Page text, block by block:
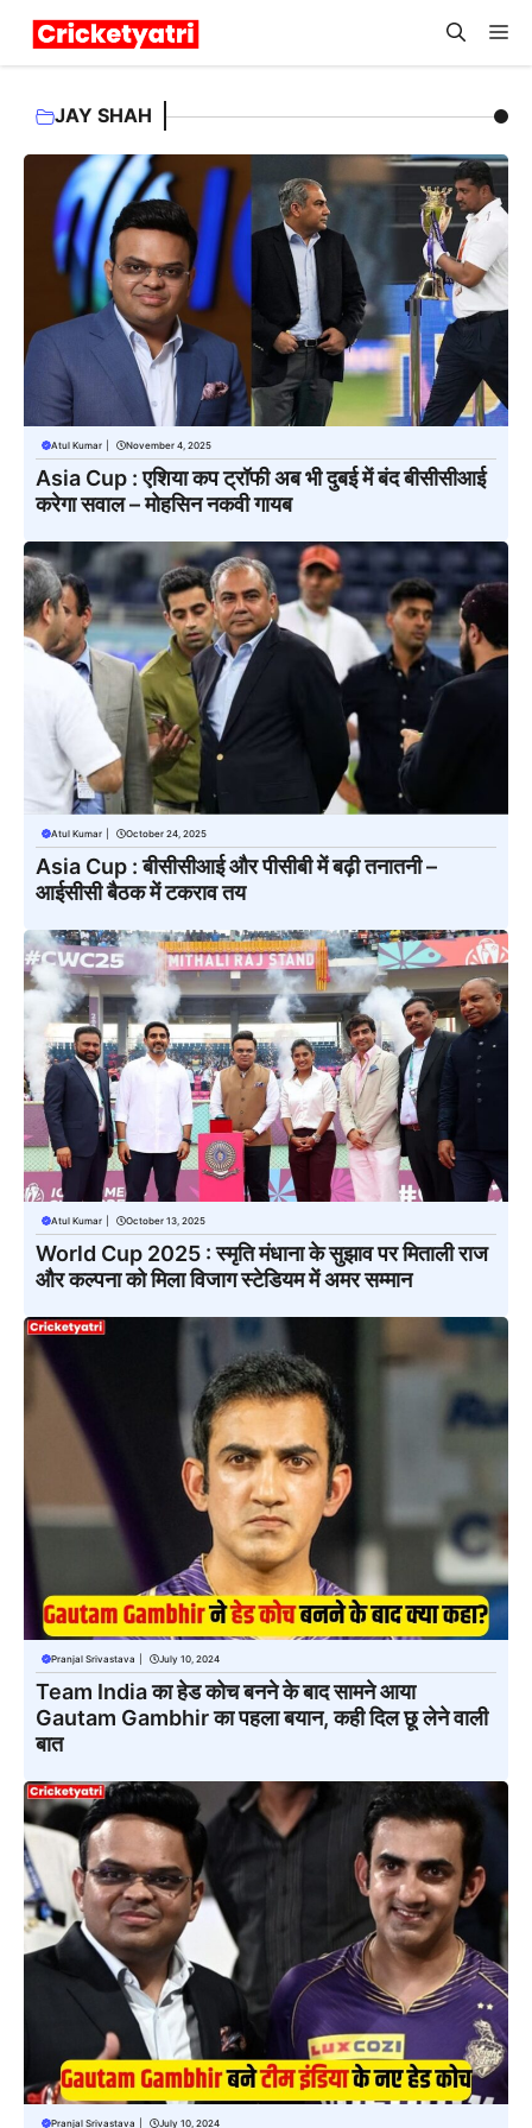
Skip
content
JAY SHAH
Atul Kumar November 4, 2025
Asia Cup : एशिया कप ट्रॉफी अब भी दुबई में बंद बीसीसीआई
करेगा सवाल – मोहसिन नकवी गायब
Atul Kumar October 24, 2025
Asia Cup : बीसीसीआई और पीसीबी में बढ़ी तनातनी –
आईसीसी बैठक में टकराव तय
Atul Kumar October 13, 2025
World Cup 2025 : स्मृति मंधाना के सुझाव पर मिताली राज
और कल्पना को मिला विजाग स्टेडियम में अमर सम्मान
Pranjal Srivastava July 10, 2024
Team India का हेड कोच बनने के बाद सामने आया
Gautam Gambhir का पहला बयान, कही दिल छू लेने वाली
बात
Pranjal Srivastava July 10, 2024